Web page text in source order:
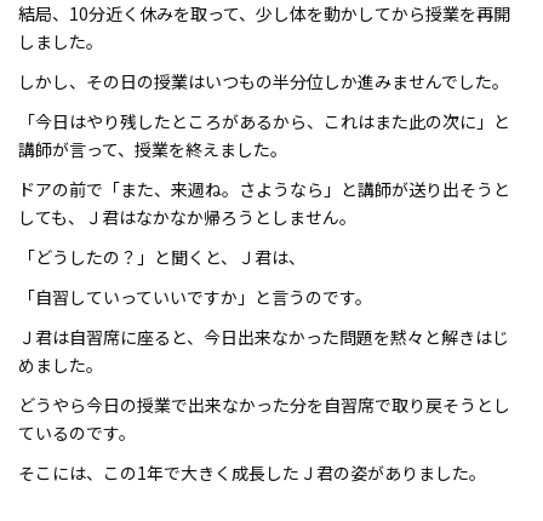
結局、10分近く休みを取って、少し体を動かしてから授業を再開
しました。
しかし、その日の授業はいつもの半分位しか進みませんでした。
「今日はやり残したところがあるから、これはまた此の次に」と
講師が言って、授業を終えました。
ドアの前で「また、来週ね。さようなら」と講師が送り出そうと
しても、Ｊ君はなかなか帰ろうとしません。
「どうしたの？」と聞くと、Ｊ君は、
「自習していっていいですか」と言うのです。
Ｊ君は自習席に座ると、今日出来なかった問題を黙々と解きはじ
めました。
どうやら今日の授業で出来なかった分を自習席で取り戻そうとし
ているのです。
そこには、この1年で大きく成長したＪ君の姿がありました。